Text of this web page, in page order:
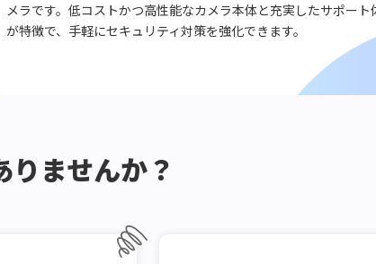
メラです。低コストかつ高性能なカメラ本体と充実したサポート
が特徴で、手軽にセキュリティ対策を強化できます。
りませんか？